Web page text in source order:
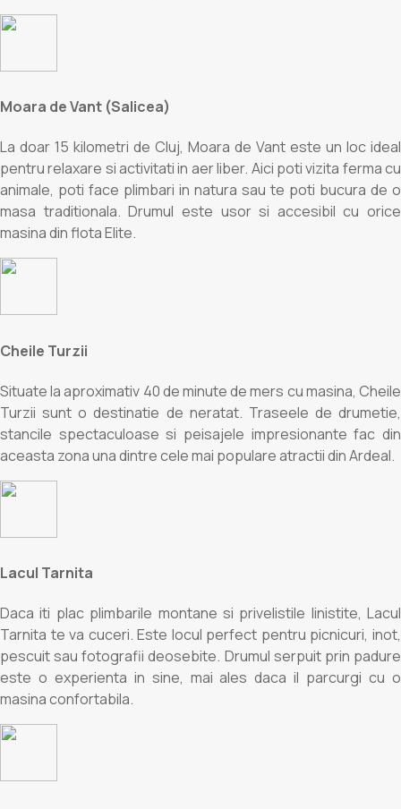
Moara de Vant (Salicea)
La doar 15 kilometri de Cluj, Moara de Vant este un loc ideal
pentru relaxare si activitati in aer liber. Aici poti vizita ferma cu
animale, poti face plimbari in natura sau te poti bucura de o
masa traditionala. Drumul este usor si accesibil cu orice
masina din flota Elite.
Cheile Turzii
Situate la aproximativ 40 de minute de mers cu masina, Cheile
Turzii sunt o destinatie de neratat. Traseele de drumetie,
stancile spectaculoase si peisajele impresionante fac din
aceasta zona una dintre cele mai populare atractii din Ardeal.
Lacul Tarnita
Daca iti plac plimbarile montane si privelistile linistite, Lacul
Tarnita te va cuceri. Este locul perfect pentru picnicuri, inot,
pescuit sau fotografii deosebite. Drumul serpuit prin padure
este o experienta in sine, mai ales daca il parcurgi cu o
masina confortabila.